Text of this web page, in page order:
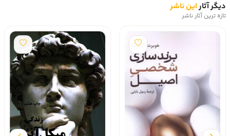
دیگر آثاراین ناشر
تازه ترین آثار ناشر